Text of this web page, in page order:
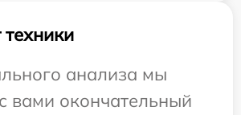
анализа мы
вами окончательный